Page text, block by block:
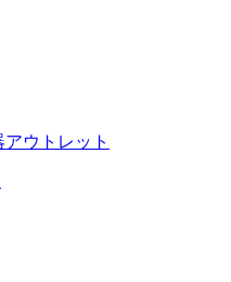
ウトレット